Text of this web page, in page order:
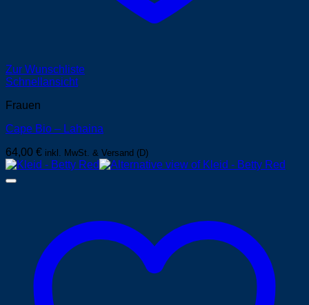
Zur Wunschliste
Schnellansicht
Frauen
Cape Bio – Lahaina
64,00 € inkl. MwSt. & Versand (D)